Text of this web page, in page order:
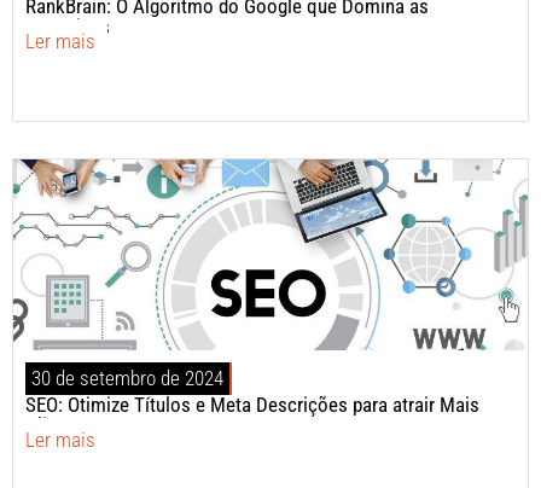
RankBrain: O Algoritmo do Google que Domina as
Pesquisas
Ler mais
30 de setembro de 2024
SEO: Otimize Títulos e Meta Descrições para atrair Mais
Clientes?
Ler mais